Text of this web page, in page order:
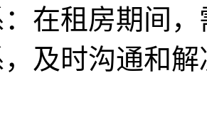
在租房期间
及时沟通和